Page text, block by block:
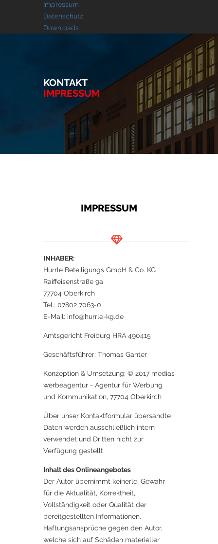
Impressum
Datenschutz
Downloads
KONTAKT
IMPRESSUM
IMPRESSUM
INHABER:
Hurrle Beteiligungs GmbH & Co. KG
Raiffeisenstraße 9a
77704 Oberkirch
Tel.: 07802 7063-0
E-Mail: info@hurrle-kg.de
Amtsgericht Freiburg HRA 490415
Geschäftsführer: Thomas Ganter
Konzeption & Umsetzung: © 2017 medias
werbeagentur - Agentur für Werbung
und Kommunikation, 77704 Oberkirch
Über unser Kontaktformular übersandte
Daten werden ausschließlich intern
verwendet und Dritten nicht zur
Verfügung gestellt.
Inhalt des Onlineangebotes
Der Autor übernimmt keinerlei Gewähr
für die Aktualität, Korrektheit,
Vollständigkeit oder Qualität der
bereitgestellten Informationen.
Haftungsansprüche gegen den Autor,
welche sich auf Schäden materieller